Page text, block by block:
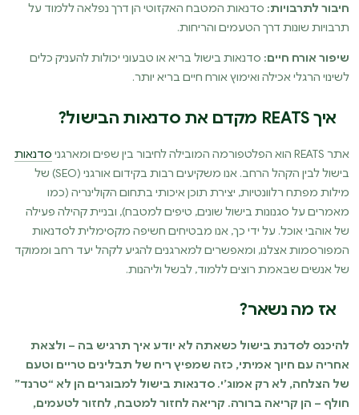
חיבור לתרבויות: סדנאות המטבח האקזוטי הן דרך נפלאה ללמוד על
תרבויות שונות דרך הטעמים והריחות.
שיפור אורח חיים: סדנאות בישול בריא או טבעוני יכולות להעניק כלים
לשינוי הרגלי אכילה ואימוץ אורח חיים בריא יותר.
איך REATS מקדם את סדנאות הבישול?
אתר REATS הוא הפלטפורמה המובילה לחיבור בין שפים ומארגני
סדנאות
בישול לבין הקהל הרחב. אנו משקיעים רבות בקידום אורגני (SEO) של
מילות מפתח רלוונטיות, יצירת תוכן איכותי בתחום הקולינריה (כמו
מאמרים על סגנונות בישול שונים, טיפים למטבח), ובניית קהילה פעילה
של אוהבי אוכל. על ידי כך, אנו מבטיחים חשיפה מקסימלית לסדנאות
המפורסמות אצלנו, ומאפשרים למארגנים להגיע לקהל יעד רחב וממוקד
של אנשים שבאמת רוצים ללמוד, לבשל וליהנות.
אז מה נשאר?
להיכנס לסדנת בישול כשאתה לא יודע איך תרגיש בה – ולצאת
אחריה עם חיוך אמיתי, כזה שמפיץ ריח של תבלינים טריים וטעם
של הצלחה, לא רק אמוג’י. סדנאות בישול למבוגרים הן לא “טרנד”
חולף – הן קריאה ברורה. קריאה לחזור למטבח, לחזור לטעמים,